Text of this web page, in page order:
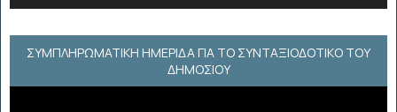
ΣΥΜΠΛΗΡΩΜΑΤΙΚΗ ΗΜΕΡΙΔΑ ΓΙΑ ΤΟ ΣΥΝΤΑΞΙΟΔΟΤΙΚΟ ΤΟΥ
ΔΗΜΟΣΙΟΥ